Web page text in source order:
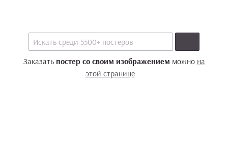
Заказать постер со своим изображением можно на
этой странице